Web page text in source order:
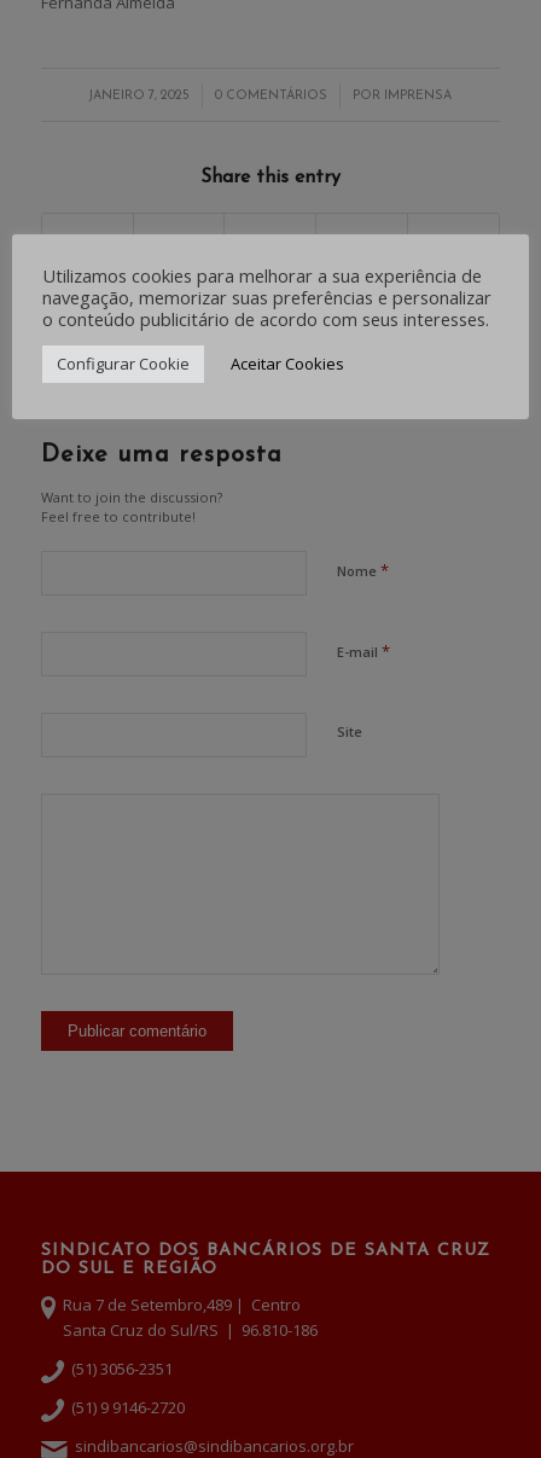
JANEIRO 7, 2025
/ 0 COMENTÁRIOS
/ POR IMPRENSA
Share this entry
0
Deixe uma resposta
Want to join the discussion?
Feel free to contribute!
Nome *
E-mail *
Site
SINDICATO DOS BANCÁRIOS DE SANTA CRUZ
DO SUL E REGIÃO
Rua 7 de Setembro,489 | Centro
Santa Cruz do Sul/RS | 96.810-186
(51) 3056-2351
(51) 9 9146-2720
sindibancarios@sindibancarios.org.br
Utilizamos cookies para melhorar a sua experiência de
navegação, memorizar suas preferências e personalizar
o conteúdo publicitário de acordo com seus interesses.
Configurar Cookie Aceitar Cookies